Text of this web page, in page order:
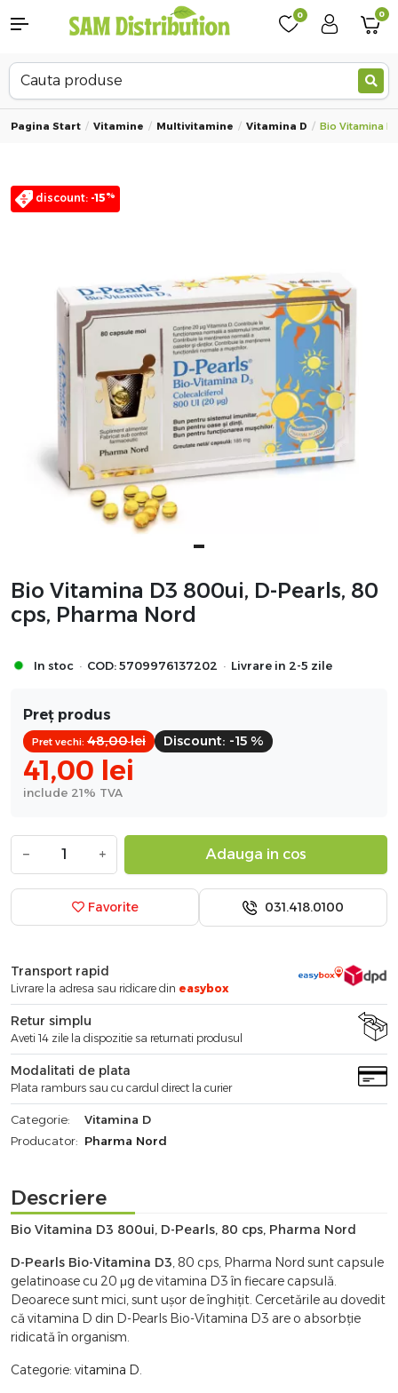
0 0
Pagina Start Vitamine Multivitamine Vitamina D Bio Vitamina
discount: -15%
Bio Vitamina D3 800ui, D-Pearls, 80
cps, Pharma Nord
In stoc · COD: 5709976137202 · Livrare in 2-5 zile
Preț produs
41,00 lei
Pret vechi: 48,00lei Discount: -15 %
include 21% TVA
− + Adauga in cos
Favorite 031.418.0100
Transport rapid
Livrare la adresa sau ridicare din easybox
Retur simplu
Aveti 14 zile la dispozitie sa returnati produsul
Modalitati de plata
Plata ramburs sau cu cardul direct la curier
Categorie:
Vitamina D
Producator: Pharma Nord
Descriere
Bio Vitamina D3 800ui, D-Pearls, 80 cps, Pharma Nord
D-Pearls Bio-Vitamina D3, 80 cps, Pharma Nord sunt capsule
gelatinoase cu 20 μg de vitamina D3 în fiecare capsulă.
Deoarece sunt mici, sunt uşor de înghiţit. Cercetările au dovedit
că vitamina D din D-Pearls Bio-Vitamina D3 are o absorbţie
ridicată în organism.
Categorie: vitamina D.